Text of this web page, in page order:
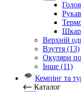
Верхній
Взуття (13)
Окуляри
Інше (11)
Кемпінг та
Каталог